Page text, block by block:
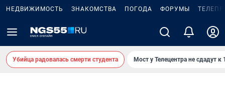
НЕДВИЖИМОСТЬ ЗНАКОМСТВА ПОГОДА ФОРУМЫ
Убийца радовалась смерти студента Мост у Телецентра не сдадут к